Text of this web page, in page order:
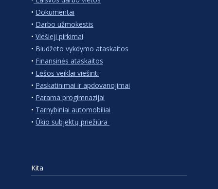
• Dokumentai
• Darbo užmokestis
• Viešieji pirkimai
• Biudžeto vykdymo ataskaitos
• Finansinės ataskaitos
• Lėšos veiklai viešinti
• Paskatinimai ir apdovanojimai
• Parama progimnazijai
• Tarnybiniai automobiliai
• Ūkio subjektų priežiūra
Kita